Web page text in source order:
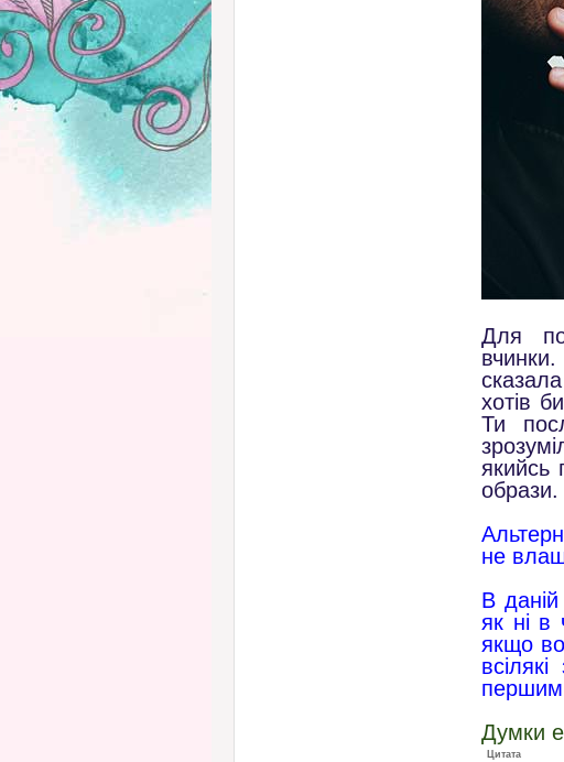
Для
хотів
Ти
якийсь
не
В даній
як ні в
якщо
першим
Думки
Цитата